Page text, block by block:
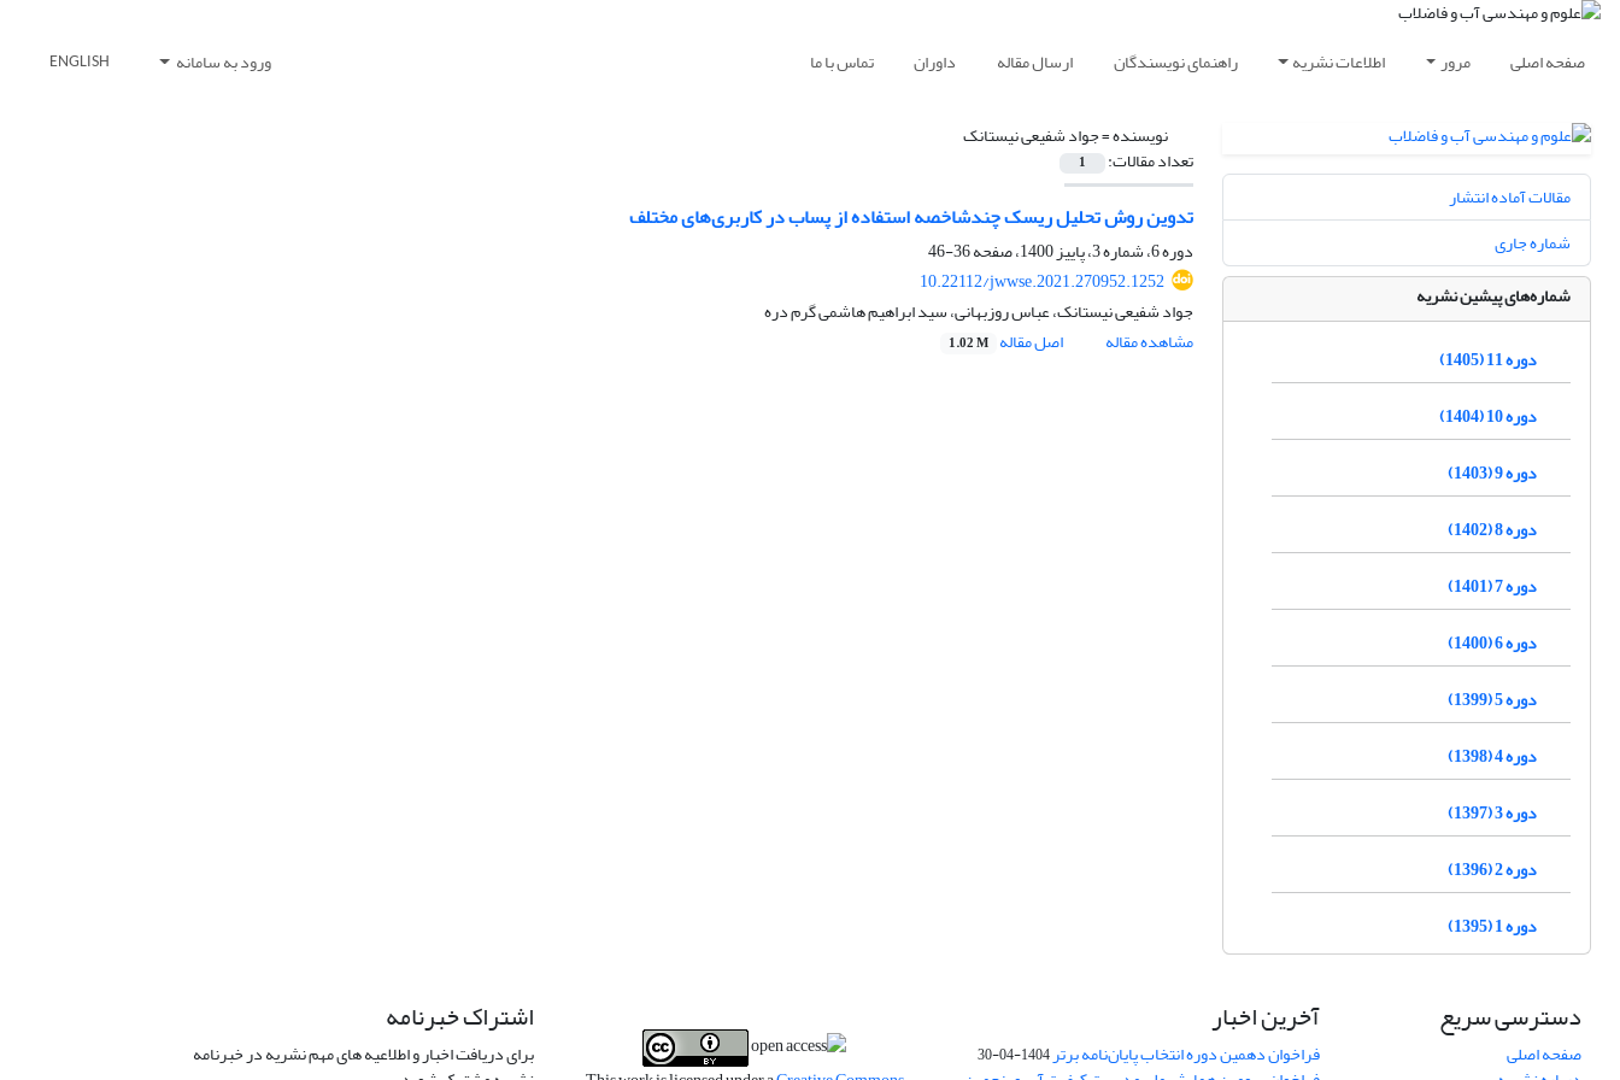
صفحه اصلی مرور اطلاعات نشریه راهنمای نویسندگان ارسال مقاله داوران تماس با ما ورود به سامانه ENGLISH
نویسنده =جواد شفیعی نیستانک
تعداد مقالات: 1
تدوین روش تحلیل ریسک چندشاخصه استفاده از پساب در کاربری‌های مختلف
دوره 6، شماره 3، پاییز 1400، صفحه
36-46
10.22112/jwwse.2021.270952.1252
جواد شفیعی نیستانک، عباس روزبهانی، سید ابراهیم هاشمی گرم دره
مشاهده مقاله
اصل مقاله 1.02 M
مقالات آماده انتشار
شماره جاری
شماره‌های پیشین نشریه
دوره 11 (1405)
دوره 10 (1404)
دوره 9 (1403)
دوره 8 (1402)
دوره 7 (1401)
دوره 6 (1400)
دوره 5 (1399)
دوره 4 (1398)
دوره 3 (1397)
دوره 2 (1396)
دوره 1 (1395)
دسترسی سریع
صفحه اصلی
آخرین اخبار
فراخوان دهمین دوره انتخاب پایان‌نامه برتر1404-04-30
اشتراک خبرنامه
برای دریافت اخبار و اطلاعیه های مهم نشریه در خبرنامه